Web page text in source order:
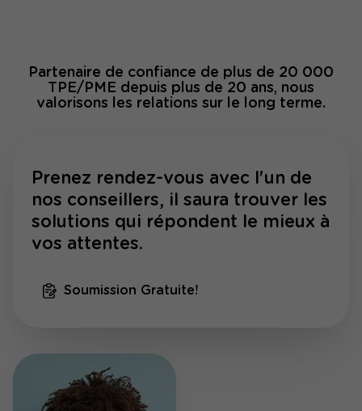
Partenaire de confiance de plus de 20 000
TPE/PME depuis plus de 20 ans, nous
valorisons les relations sur le long terme.
Prenez rendez-vous avec l'un de
nos conseillers, il saura trouver les
solutions qui répondent le mieux à
vos attentes.
Soumission Gratuite!